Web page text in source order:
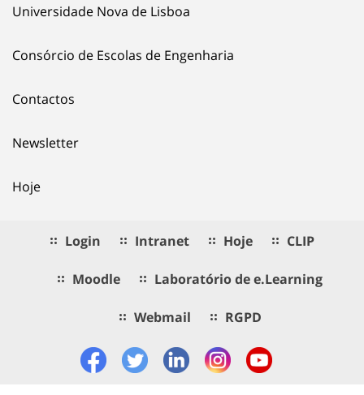
Universidade Nova de Lisboa
Consórcio de Escolas de Engenharia
Contactos
Newsletter
Hoje
Login Intranet Hoje CLIP
Moodle Laboratório de e.Learning
Webmail RGPD